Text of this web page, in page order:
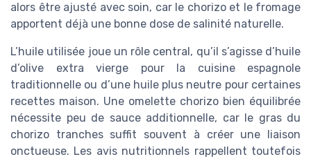
alors être ajusté avec soin, car le chorizo et le fromage
apportent déjà une bonne dose de salinité naturelle.
L’huile utilisée joue un rôle central, qu’il s’agisse d’huile
d’olive extra vierge pour la cuisine espagnole
traditionnelle ou d’une huile plus neutre pour certaines
recettes maison. Une omelette chorizo bien équilibrée
nécessite peu de sauce additionnelle, car le gras du
chorizo tranches suffit souvent à créer une liaison
onctueuse. Les avis nutritionnels rappellent toutefois